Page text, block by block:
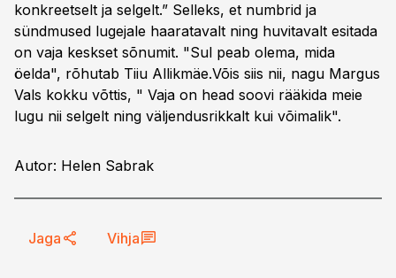
konkreetselt ja selgelt.” Selleks, et numbrid ja
sündmused lugejale haaratavalt ning huvitavalt esitada
on vaja keskset sõnumit. "Sul peab olema, mida
öelda", rõhutab Tiiu Allikmäe.Võis siis nii, nagu Margus
Vals kokku võttis, " Vaja on head soovi rääkida meie
lugu nii selgelt ning väljendusrikkalt kui võimalik".
Autor: Helen Sabrak
Jaga Vihja